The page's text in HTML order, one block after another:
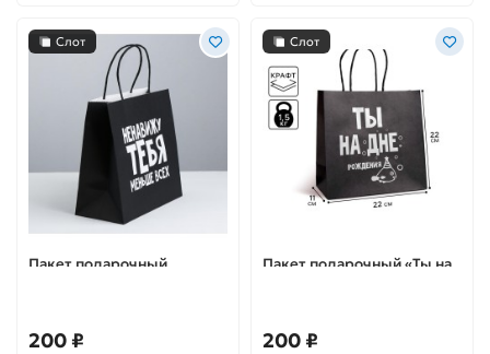
Слот
Пакет подарочный
200 ₽
Слот
Пакет подарочный «Ты на
200 ₽